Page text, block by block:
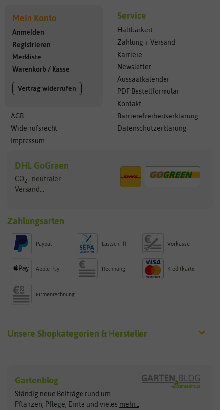
Mein Konto
Anmelden
Registrieren
Merkliste
Warenkorb / Kasse
Vertrag widerrufen
AGB
Widerrufsrecht
Impressum
Service
Haltbarkeit
Zahlung + Versand
Karriere
Newsletter
Aussaatkalender
PDF Bestellformular
Kontakt
Barrierefreiheitserklärung
Datenschutzerklärung
DHL GoGreen
CO2 - neutraler
Versand...
Zahlungsarten
Paypal Lastschrift Vorkasse
Apple Pay Rechnung Kreditkarte
Firmenrechnung
Unsere Shopkategorien & Hersteller
Exotische Samen
Gemüsesamen
Gründünger
Arche Noah
ASB Greenworld
Clever Pots
COMPO
Gartenblog
Ständig neue Beiträge rund um
Pflanzen, Pflege, Ernte und vieles mehr...